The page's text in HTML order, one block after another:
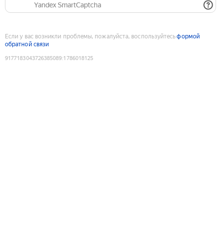
Yandex SmartCaptcha
Если у вас возникли проблемы, пожалуйста, воспользуйтесьформой
обратной связи
9177183043726385089:1786018125